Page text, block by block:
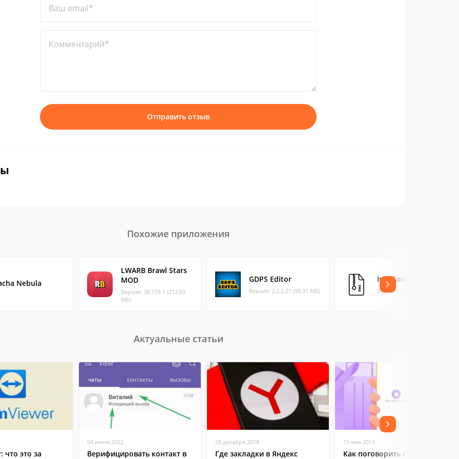
Ваш email*
Комментарий*
Отправить отзыв
Похожие приложения
Nebula
LWARB Brawl Stars
MOD
Версия: 38.159-1 (212.63
МБ)
GDPS Editor
Версия: 2.2.2.21 (95.31 МБ)
Img Tool
Версия: 1.6.1 (2.33 МБ)
Актуальные статьи
что это за
04 июня 2022
Верифицировать контакт в
28 декабря 2018
Где закладки в Яндекс
13 мая 2019
Как поговорить с Яндекс